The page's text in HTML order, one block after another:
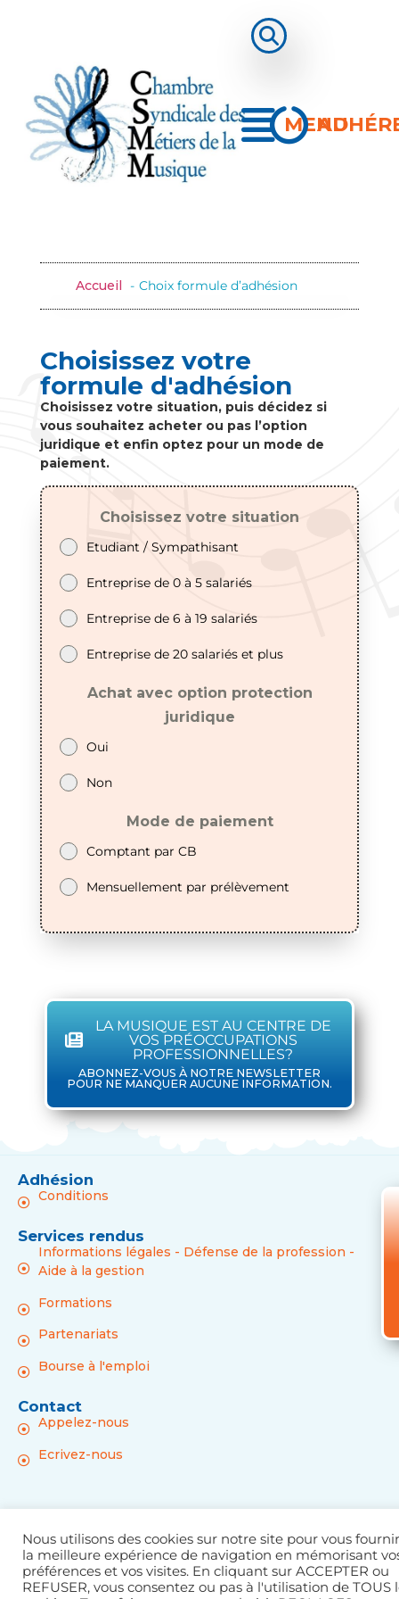
MENU
Accueil Choix formule d’adhésion
Choisissez votre
formule d'adhésion
Choisissez votre situation, puis décidez si
vous souhaitez acheter ou pas l’option
juridique et enfin optez pour un mode de
paiement.
Choisissez votre situation
Etudiant / Sympathisant
Entreprise de 0 à 5 salariés
Entreprise de 6 à 19 salariés
Entreprise de 20 salariés et plus
Achat avec option protection
juridique
Oui
Non
Mode de paiement
Comptant par CB
Mensuellement par prélèvement
LA MUSIQUE EST AU CENTRE DE
VOS PRÉOCCUPATIONS
PROFESSIONNELLES?
ABONNEZ-VOUS À NOTRE NEWSLETTER
POUR NE MANQUER AUCUNE INFORMATION.
Adhésion
Conditions
Services rendus
Informations légales - Défense de la profession -
Aide à la gestion
Formations
Partenariats
Bourse à l'emploi
Contact
Appelez-nous
Ecrivez-nous
droits réservés |Mentions légales|Politique de
confidentialité| Plan du site
Nous utilisons des cookies sur notre site pour vous fournir
la meilleure expérience de navigation en mémorisant
préférences et vos visites. En cliquant sur ACCEPTER ou
REFUSER, vous consentez ou pas à l'utilisation de TOUS